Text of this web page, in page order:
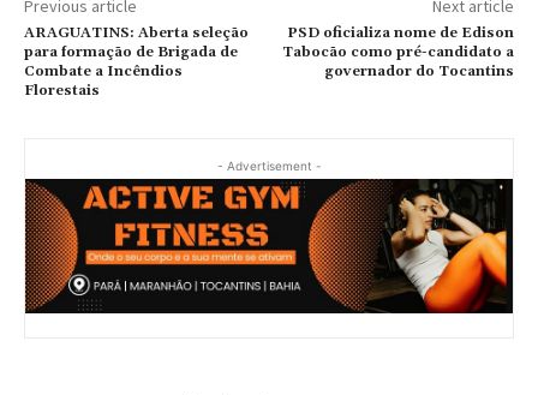
Previous article
ARAGUATINS: Aberta seleção
para formação de Brigada de
Combate a Incêndios
Florestais
Next article
PSD oficializa nome de Edison
Tabocão como pré-candidato a
governador do Tocantins
- Advertisement -